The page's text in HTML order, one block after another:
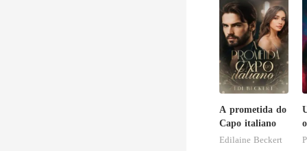
A prometida do
Capo italiano
Edilaine Beckert